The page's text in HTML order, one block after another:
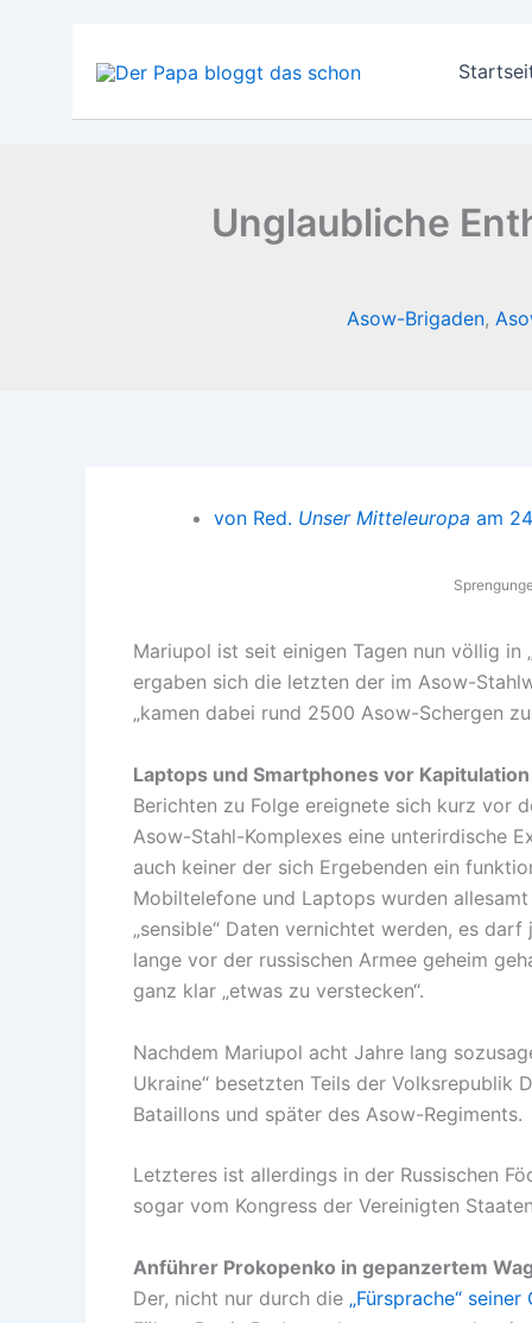
Unglaubliche
Asow-Brigaden,
von Red. Unser Mitteleuropa am
Mariupol ist seit einigen Tagen nun völlig in
ergaben sich die letzten der im Asow-
„kamen dabei rund 2500 Asow-Schergen
Laptops und Smartphones vor
Berichten zu Folge ereignete sich kurz vor
Asow-Stahl-Komplexes eine unterirdische
auch keiner der sich Ergebenden ein
Mobiltelefone und Laptops wurden
„sensible“ Daten vernichtet werden, es
lange vor der russischen Armee geheim
ganz klar „etwas zu verstecken“.
Nachdem Mariupol acht Jahre lang
Ukraine“ besetzten Teils der Volksrepublik
Bataillons und später des Asow-Regiments.
Letzteres ist allerdings in der Russischen
sogar vom Kongress der Vereinigten
Anführer Prokopenko in gepanzertem
Der, nicht nur durch die „Fürsprache“